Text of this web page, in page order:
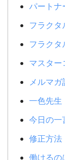
パートナ
フラクタ
フラクタ
マスター
メルマガ
一色先生
今日の一
修正方法
働けるの